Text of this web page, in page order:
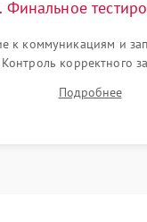
Финальное
к коммуникациям и
корректного
отсутствия
слива и абсолютной
Подробнее